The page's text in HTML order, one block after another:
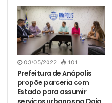
03/05/2022 101
Prefeitura de Anápolis
propõe parceria com
Estado para assumir